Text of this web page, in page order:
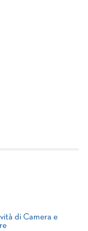
di Camera e